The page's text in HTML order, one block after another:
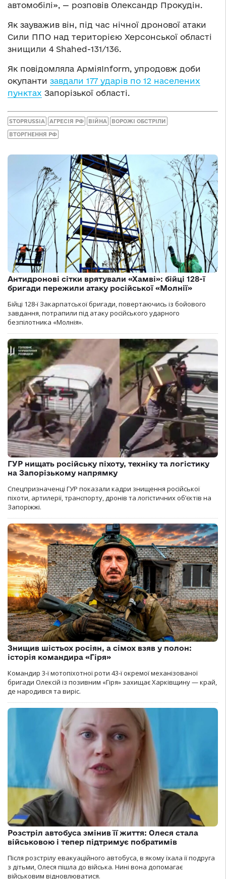
автомобілі», — розповів Олександр Прокудін.
Як зауважив він, під час нічної дронової атаки
Сили ППО над територією Херсонської області
знищили 4 Shahed-131/136.
Як повідомляла АрміяInform, упродовж доби
окупанти завдали 177 ударів по 12 населених
пунктах Запорізької області.
STOPRUSSIA АГРЕСІЯ РФ ВІЙНА ВОРОЖІ ОБСТРІЛИ
ВТОРГНЕННЯ РФ
Антидронові сітки врятували «Хамві»: бійці 128-ї
бригади пережили атаку російської «Молнії»
Бійці 128-ї Закарпатської бригади, повертаючись із бойового
завдання, потрапили під атаку російського ударного
безпілотника «Молнія».
ГУР нищать російську піхоту, техніку та логістику
на Запорізькому напрямку
Спецпризначенці ГУР показали кадри знищення російської
піхоти, артилерії, транспорту, дронів та логістичних об’єктів на
Запоріжжі.
Знищив шістьох росіян, а сімох взяв у полон:
історія командира «Гіря»
Командир 3-ї мотопіхотної роти 43-ї окремої механізованої
бригади Олексій із позивним «Гіря» захищає Харківщину — край,
де народився та виріс.
Розстріл автобуса змінив її життя: Олеся стала
військовою і тепер підтримує побратимів
Після розстрілу евакуаційного автобуса, в якому їхала її подруга
з дітьми, Олеся пішла до війська. Нині вона допомагає
військовим відновлюватися.